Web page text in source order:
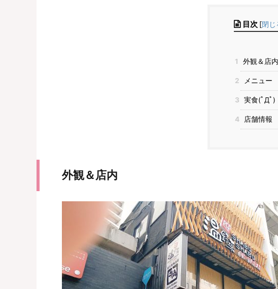
目次 [閉じ
1 外観＆店内
2 メニュー
3 実食(ﾟДﾟ)
4 店舗情報
外観＆店内